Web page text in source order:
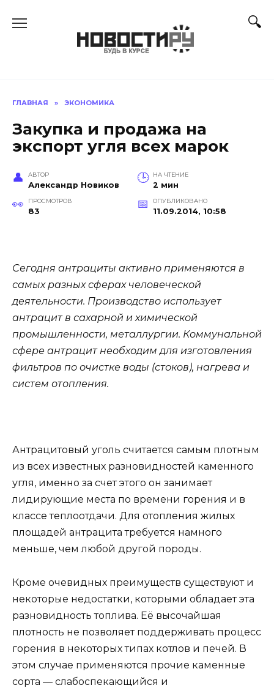
ГЛАВНАЯ » ЭКОНОМИКА
Закупка и продажа на
экспорт угля всех марок
АВТОР
Александр Новиков
НА ЧТЕНИЕ
2 мин
ПРОСМОТРОВ
83
ОПУБЛИКОВАНО
11.09.2014, 10:58
Сегодня антрациты активно применяются в
самых разных сферах человеческой
деятельности. Производство использует
антрацит в сахарной и химической
промышленности, металлургии. Коммунальной
сфере антрацит необходим для изготовления
фильтров по очистке воды (стоков), нагрева и
систем отопления.
Антрацитовый уголь считается самым плотным
из всех известных разновидностей каменного
угля, именно за счет этого он занимает
лидирующие места по времени горения и в
классе теплоотдачи. Для отопления жилых
площадей антрацита требуется намного
меньше, чем любой другой породы.
Кроме очевидных преимуществ существуют и
некоторые недостатки, которыми обладает эта
разновидность топлива. Её высочайшая
плотность не позволяет поддерживать процесс
горения в некоторых типах котлов и печей. В
этом случае применяются прочие каменные
сорта — слабоспекающийся и